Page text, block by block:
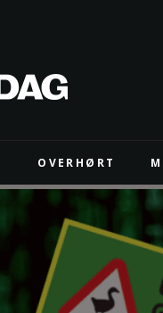
OVERHØRT